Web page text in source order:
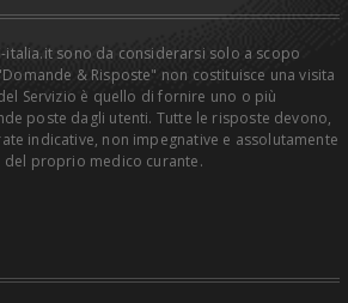
sono da considerarsi solo a scopo
& Risposte" non costituisce una visita
Servizio è quello di fornire uno o più
poste dagli utenti. Tutte le risposte devono,
indicative, non impegnative e assolutamente
proprio medico curante.